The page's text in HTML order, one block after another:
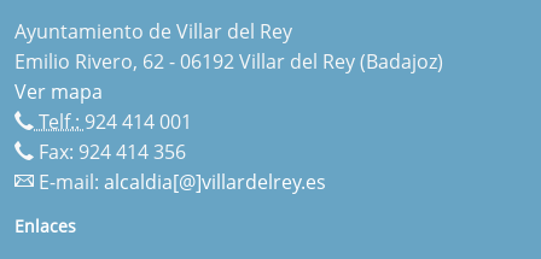
Ayuntamiento de Villar del Rey
Emilio Rivero, 62 - 06192 Villar del Rey (Badajoz)
Ver mapa
Telf.: 924 414 001
Fax: 924 414 356
E-mail: alcaldia[@]villardelrey.es
Enlaces